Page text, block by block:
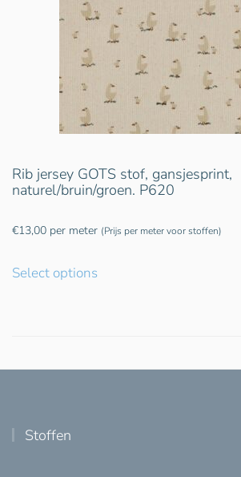
Rib jersey GOTS stof, gansjesprint,
naturel/bruin/groen. P620
€13,00 per meter (Prijs per meter voor stoffen)
Select options
Stoffen